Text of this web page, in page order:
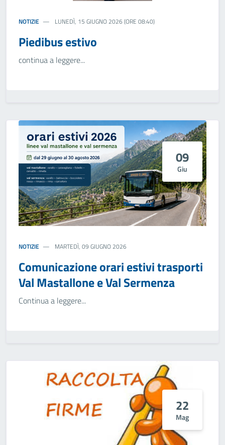
NOTIZIE LUNEDÌ, 15 GIUGNO 2026 (ORE 08:40)
Piedibus estivo
continua a leggere...
09
Giu
NOTIZIE MARTEDÌ, 09 GIUGNO 2026
Comunicazione orari estivi trasporti
Val Mastallone e Val Sermenza
Continua a leggere...
22
Mag